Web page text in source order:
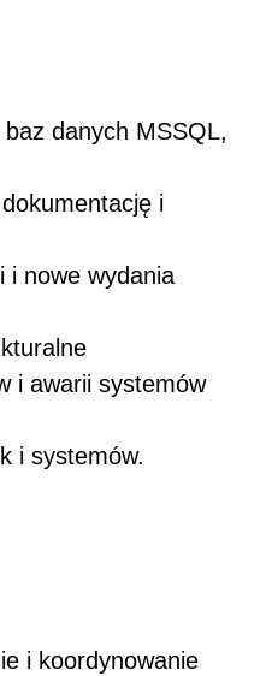
danych MSSQL,
i
i nowe wydania
i awarii systemów
i systemów.
i koordynowanie